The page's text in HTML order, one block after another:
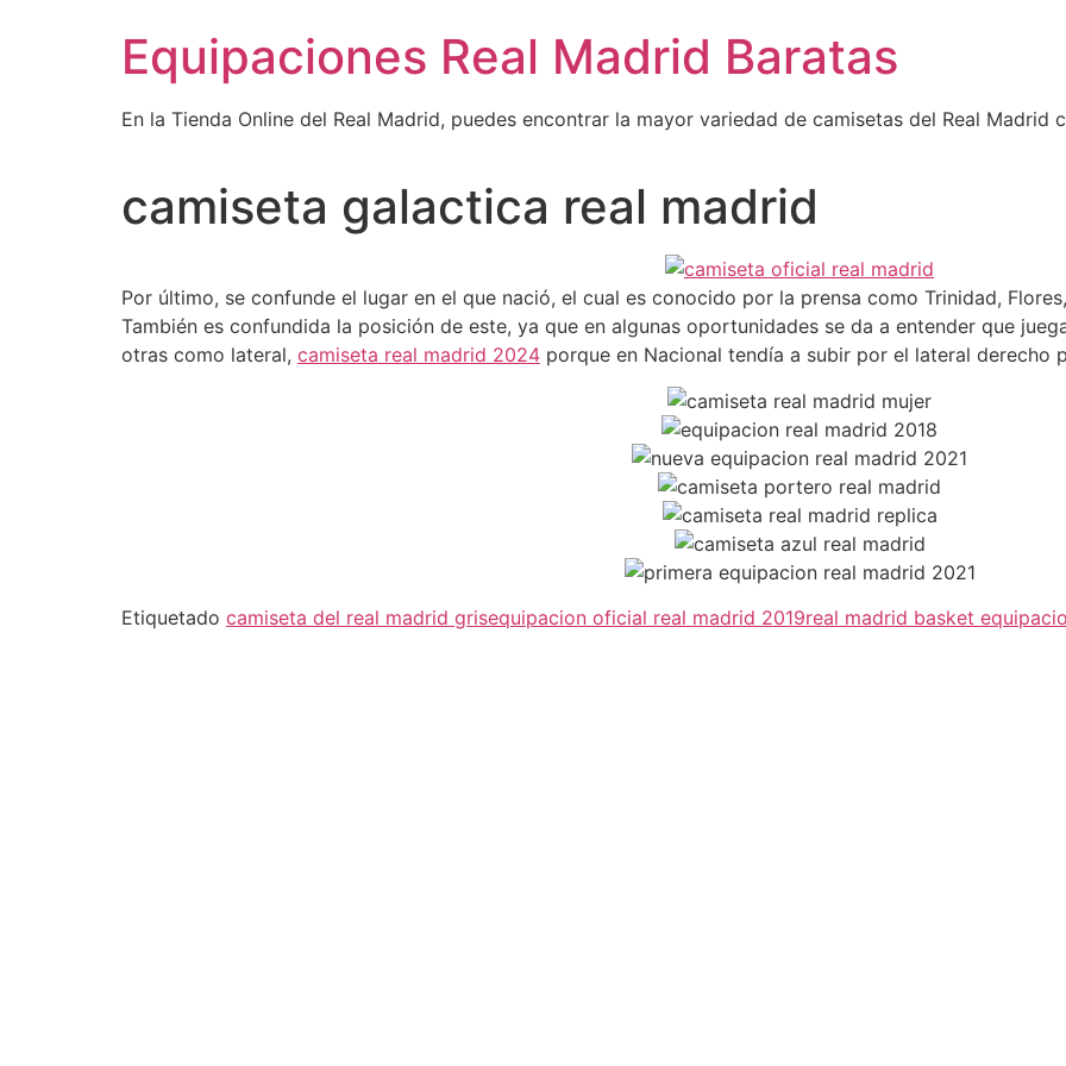
Equipaciones Real Madrid Baratas
En la Tienda Online del Real Madrid, puedes encontrar la mayor variedad de camisetas del Real
camiseta galactica real madrid
Por último, se confunde el lugar en el que nació, el cual es conocido por la prensa como Trinidad,
También es confundida la posición de este, ya que en algunas oportunidades se da a entender que
otras como lateral, camiseta real madrid 2024 porque en Nacional tendía a subir por el lateral derecho
Etiquetado camiseta del real madrid grisequipacion oficial real madrid 2019real madrid basket